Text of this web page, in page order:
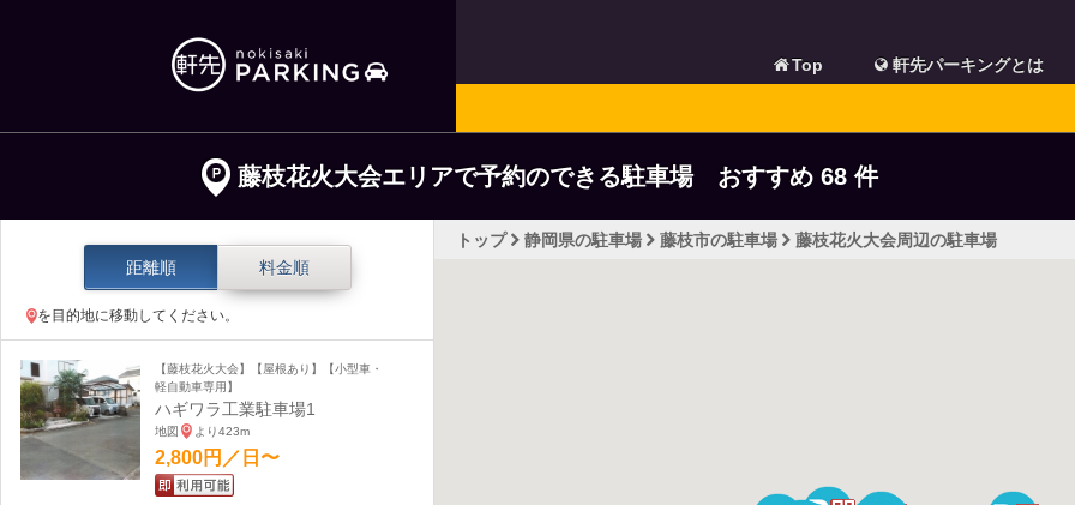
Top 軒先パーキングとは
藤枝花火大会エリアで予約のできる駐車場 おすすめ 68 件
トップ 静岡県の駐車場 藤枝市の駐車場
藤枝花火大会周辺の駐車場
距離順
料金順
を目的地に移動してください。
【藤枝花火大会】【屋根あり】【小型車・
軽自動車専用】
ハギワラ工業駐車場1
地図 より423m
2,800円／日〜